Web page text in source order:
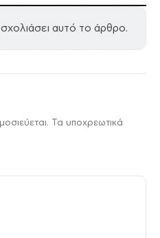
αυτό το άρθρο.
Τα υποχρεωτικά